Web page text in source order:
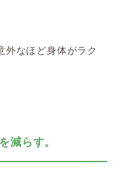
外なほど身体がラク
らす。